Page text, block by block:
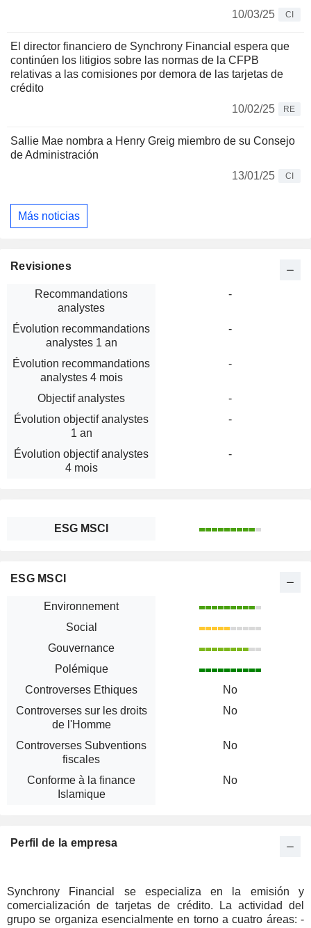
10/03/25
CI
El director financiero de Synchrony Financial espera que
continúen los litigios sobre las normas de la CFPB
relativas a las comisiones por demora de las tarjetas de
crédito
10/02/25
RE
Sallie Mae nombra a Henry Greig miembro de su Consejo
de Administración
13/01/25
CI
Más noticias
Revisiones
Recommandations
analystes
-
Évolution recommandations
analystes 1 an
-
Évolution recommandations
analystes 4 mois
-
Objectif analystes
-
Évolution objectif analystes
1 an
-
Évolution objectif analystes
4 mois
-
ESG MSCI
ESG MSCI
Environnement
Social
Gouvernance
Polémique
Controverses Ethiques
No
Controverses sur les droits
de l'Homme
No
Controverses Subventions
fiscales
No
Conforme à la finance
Islamique
No
Perfil de la empresa
Synchrony Financial se especializa en la emisión y
comercialización de tarjetas de crédito. La actividad del
grupo se organiza esencialmente en torno a cuatro áreas: -